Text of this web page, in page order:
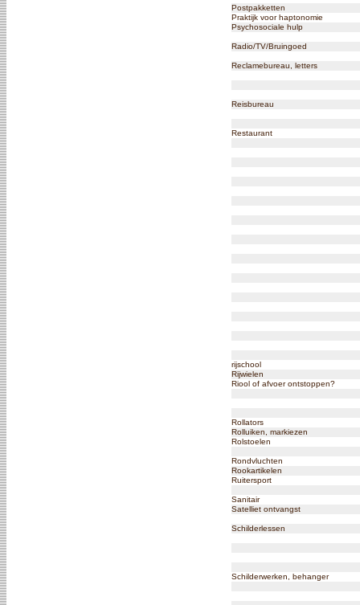
Postpakketten
Praktijk voor haptonomie
Psychosociale hulp
Radio/TV/Bruingoed
Reclamebureau, letters
Reisbureau
Restaurant
rijschool
Rijwielen
Riool of afvoer ontstoppen?
Rollators
Rolluiken, markiezen
Rolstoelen
Rondvluchten
Rookartikelen
Ruitersport
Sanitair
Satelliet ontvangst
Schilderlessen
Schilderwerken, behanger